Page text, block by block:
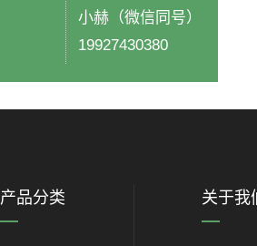
小赫（微信同号）
19927430380
产品分类 关于我